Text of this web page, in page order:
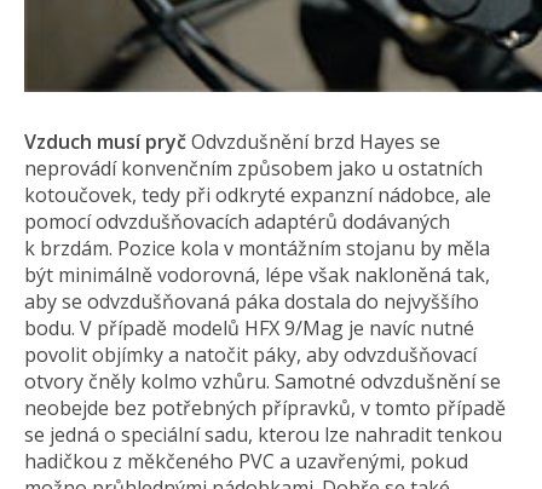
Vzduch musí pryčOdvzdušnění brzd Hayes se
neprovádí konvenčním způsobem jako u ostatních
kotoučovek, tedy při odkryté expanzní nádobce, ale
pomocí odvzdušňovacích adaptérů dodávaných
k brzdám. Pozice kola v montážním stojanu by měla
být minimálně vodorovná, lépe však nakloněná tak,
aby se odvzdušňovaná páka dostala do nejvyššího
bodu. V případě modelů HFX 9/Mag je navíc nutné
povolit objímky a natočit páky, aby odvzdušňovací
otvory čněly kolmo vzhůru. Samotné odvzdušnění se
neobejde bez potřebných přípravků, v tomto případě
se jedná o speciální sadu, kterou lze nahradit tenkou
hadičkou z měkčeného PVC a uzavřenými, pokud